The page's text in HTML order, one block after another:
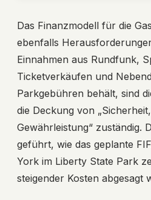
Das Finanzmodell für die
ebenfalls
Einnahmen aus Rundfunk,
Ticketverkäufen und
Parkgebühren behält, sind
die Deckung von
Gewährleistung“ zuständig.
geführt, wie das geplante
York im Liberty State Park
steigender Kosten abgesagt